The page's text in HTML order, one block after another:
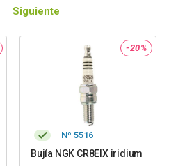
Siguiente
-20%
Nº 5516
Bujía NGK CR8EIX iridium